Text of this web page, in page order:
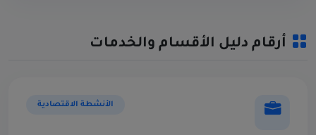
أرقام دليل الأقسام والخدمات
الأنشطة الاقتصادية